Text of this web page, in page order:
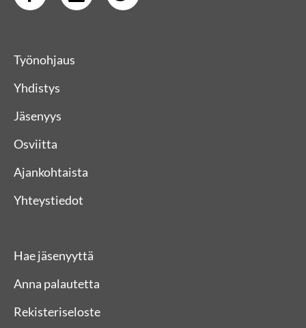
Työnohjaus
Yhdistys
Jäsenyys
Osviitta
Ajankohtaista
Yhteystiedot
Hae jäsenyyttä
Anna palautetta
Rekisteriseloste